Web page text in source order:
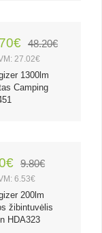
48.20€
27.02€
1300lm
Camping
9.80€
6.53€
200lm
žibintuvėlis
HDA323